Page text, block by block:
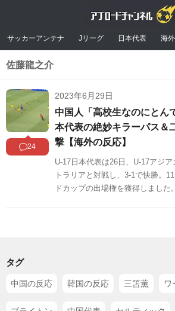
サッカーアンテナ Jリーグ 日本代表 海
佐藤龍之介
24
2023年6月29日
中国人「高校生なのにとん
本代表の絶妙キラーパス＆
撃【海外の反応】
U-17日本代表は26日、U-17アジ
トラリアと対戦し、3-1で快勝。
ドカップの出場権を獲得しました
タグ
中国の反応 韓国の反応 三笘薫 ワ